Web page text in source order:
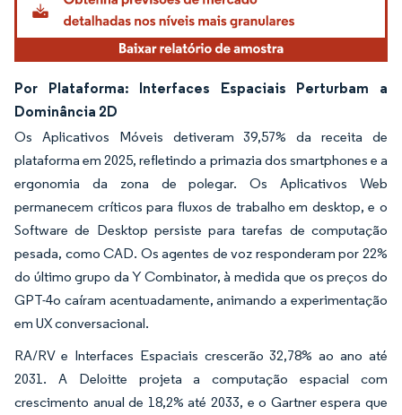
Por Plataforma: Interfaces Espaciais Perturbam a
Dominância 2D
Os Aplicativos Móveis detiveram 39,57% da receita de
plataforma em 2025, refletindo a primazia dos smartphones e a
ergonomia da zona de polegar. Os Aplicativos Web
permanecem críticos para fluxos de trabalho em desktop, e o
Software de Desktop persiste para tarefas de computação
pesada, como CAD. Os agentes de voz responderam por 22%
do último grupo da Y Combinator, à medida que os preços do
GPT-4o caíram acentuadamente, animando a experimentação
em UX conversacional.
RA/RV e Interfaces Espaciais crescerão 32,78% ao ano até
2031. A Deloitte projeta a computação espacial com
crescimento anual de 18,2% até 2033, e o Gartner espera que